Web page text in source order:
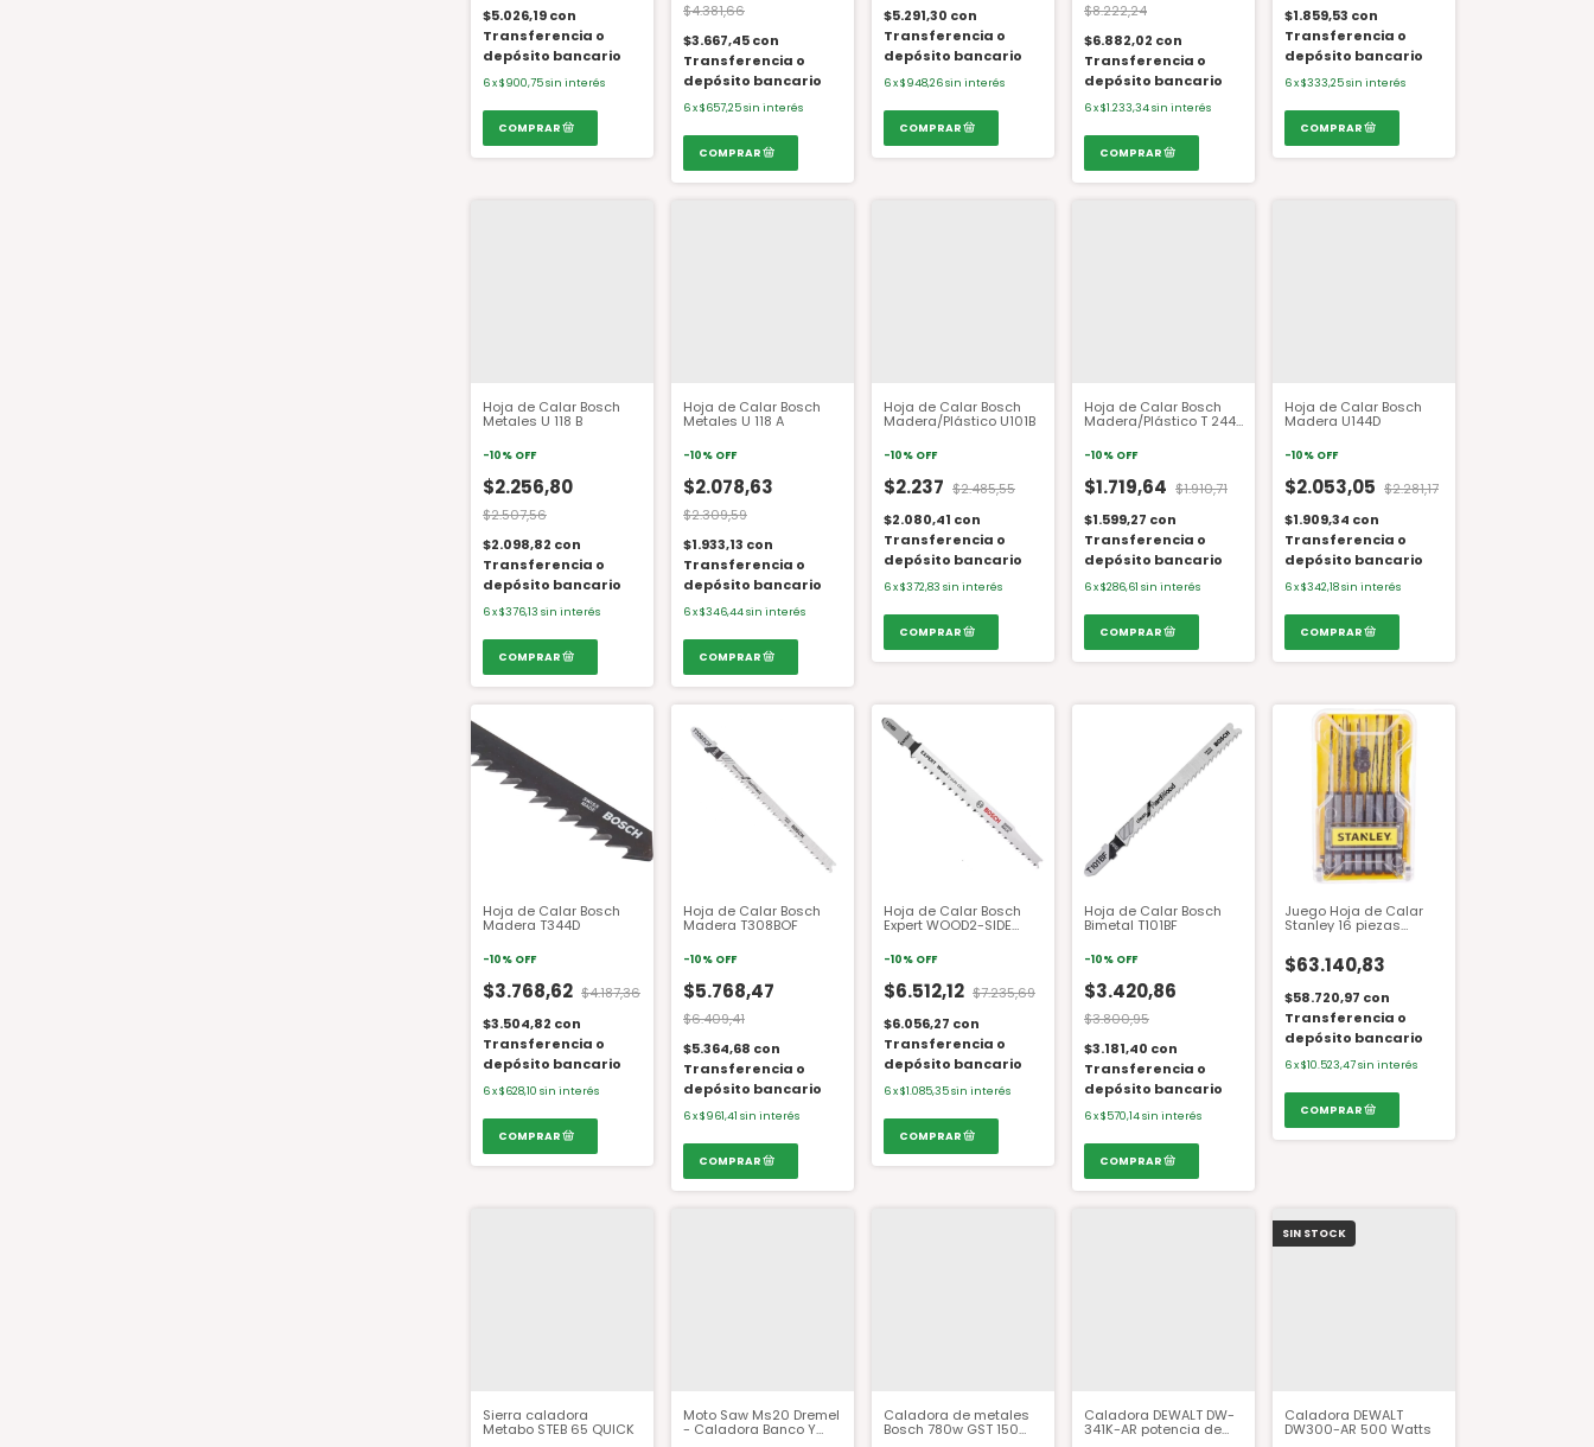
$5.026,19con
Transferencia o
depósito bancario
6x$900,75sin interés
$4.381,66
$3.667,45con
Transferencia o
depósito bancario
6x$657,25sin interés
$5.291,30 con
Transferencia o
depósito bancario
6x$948,26sin interés
$8.222,24
$6.882,02 con
Transferencia o
depósito bancario
6x$1.233,34sin interés
$1.859,53 con
Transferencia o
depósito bancario
6x$333,25sin interés
Hoja de Calar Bosch
Metales U 118 B
-10% OFF
$2.256,80
$2.507,56
$2.098,82 con
Transferencia o
depósito bancario
6x$376,13 sin interés
Hoja de Calar Bosch
Metales U 118 A
-10% OFF
$2.078,63
$2.309,59
$1.933,13 con
Transferencia o
depósito bancario
6x$346,44sin interés
Hoja de Calar Bosch
Madera/Plástico U101B
-10% OFF
$2.237 $2.485,55
$2.080,41 con
Transferencia o
depósito bancario
6x$372,83 sin interés
Hoja de Calar Bosch
Madera/Plástico T 244
-10% OFF
$1.719,64 $1.910,71
$1.599,27 con
Transferencia o
depósito bancario
6x$286,61 sin interés
Hoja de Calar Bosch
Madera U144D
-10% OFF
$2.053,05 $2.281,17
$1.909,34 con
Transferencia o
depósito bancario
6x$342,18sin interés
Hoja de Calar Bosch
Madera T344D
-10% OFF
$3.768,62 $4.187,36
$3.504,82 con
Transferencia o
depósito bancario
6x$628,10 sin interés
Hoja de Calar Bosch
Madera T308BOF
-10% OFF
$5.768,47
$6.409,41
$5.364,68 con
Transferencia o
depósito bancario
6x$961,41 sin interés
Hoja de Calar Bosch
Expert WOOD2-SIDE
-10% OFF
$6.512,12 $7.235,69
$6.056,27 con
Transferencia o
depósito bancario
6x$1.085,35sin interés
Hoja de Calar Bosch
Bimetal T101BF
-10% OFF
$3.420,86
$3.800,95
$3.181,40 con
Transferencia o
depósito bancario
6x$570,14sin interés
Juego Hoja de Calar
Stanley 16 piezas
$63.140,83
$58.720,97 con
Transferencia o
depósito bancario
6x$10.523,47sin interés
Sierra caladora
Metabo STEB 65 QUICK
Moto Saw Ms20 Dremel
- Caladora Banco Y
Caladora de metales
Bosch 780w GST 150
Caladora DEWALT DW-
341K-AR potencia de
SIN STOCK
Caladora DEWALT
DW300-AR 500 Watts